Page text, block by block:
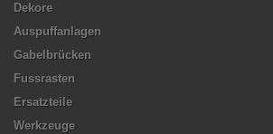
Dekore
Auspuffanlagen
Gabelbrücken
Fussrasten
Ersatzteile
Werkzeuge